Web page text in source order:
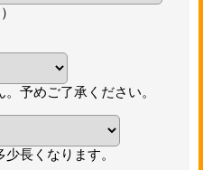
予めご了承ください。
長くなります。